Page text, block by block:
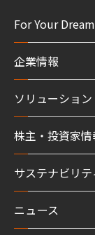
For Your
企業情報
ソリューショ
株主・投資家情
サステナビリテ
ニュース